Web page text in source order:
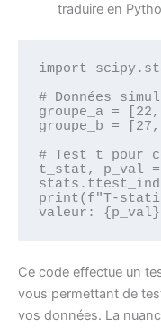
traduire en
import
# Données
groupe_a =
groupe_b =
# Test t pour
t_stat, p_val =
print(f"T-
Ce code effectue un
vous permettant de
vos données. La